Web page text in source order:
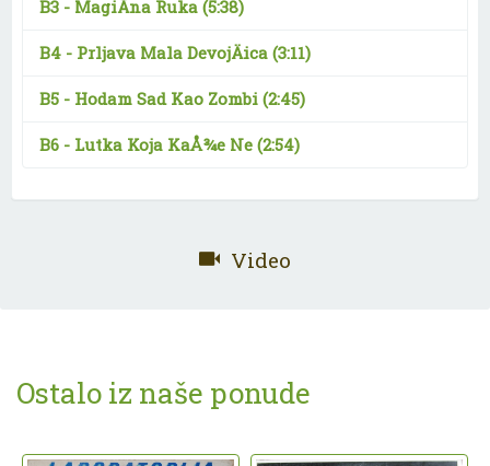
B3 - MagiÄna Ruka (5:38)
B4 - Prljava Mala DevojÄica (3:11)
B5 - Hodam Sad Kao Zombi (2:45)
B6 - Lutka Koja KaÅ¾e Ne (2:54)
Video
Ostalo iz naše ponude